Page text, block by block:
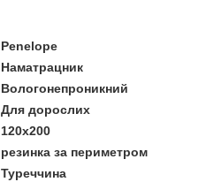
Penelope
Наматрацник
Вологонепроникний
Для дорослих
120x200
резинка за периметром
Туреччина